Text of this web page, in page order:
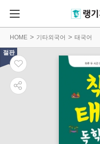
HOME 기타외국어 태국어
절판